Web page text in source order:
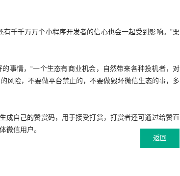
千千万万个小程序开发者的信心也会一起受到影响。”栗
事情，“一个生态有商业机会，自然带来各种投机者，对
风险，不要做平台禁止的，不要做毁坏微信生态的事，多
成自己的赞赏码，用于接受打赏，打赏者还可通过给赞直
微信用户。